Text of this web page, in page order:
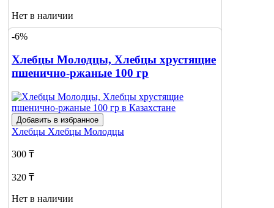
Нет в наличии
Сообщить
-6%
Хлебцы Молодцы, Хлебцы хрустящие
пшенично-ржаные 100 гр
Добавить в избранное
Хлебцы Хлебцы Молодцы
300 ₸
320 ₸
Нет в наличии